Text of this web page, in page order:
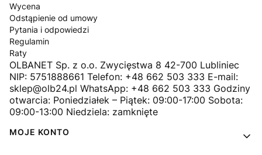
Wycena
Odstąpienie od umowy
Pytania i odpowiedzi
Regulamin
Raty
OLBANET Sp. z o.o. Zwycięstwa 8 42-700 Lubliniec
NIP: 5751888661 Telefon: +48 662 503 333 E-mail:
sklep@olb24.pl WhatsApp: +48 662 503 333 Godziny
otwarcia: Poniedziałek – Piątek: 09:00-17:00 Sobota:
09:00-13:00 Niedziela: zamknięte
MOJE KONTO